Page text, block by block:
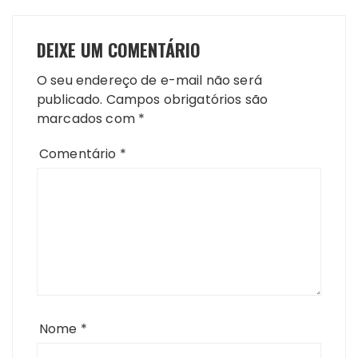
DEIXE UM COMENTÁRIO
O seu endereço de e-mail não será
publicado. Campos obrigatórios são
marcados com *
Comentário *
Nome *